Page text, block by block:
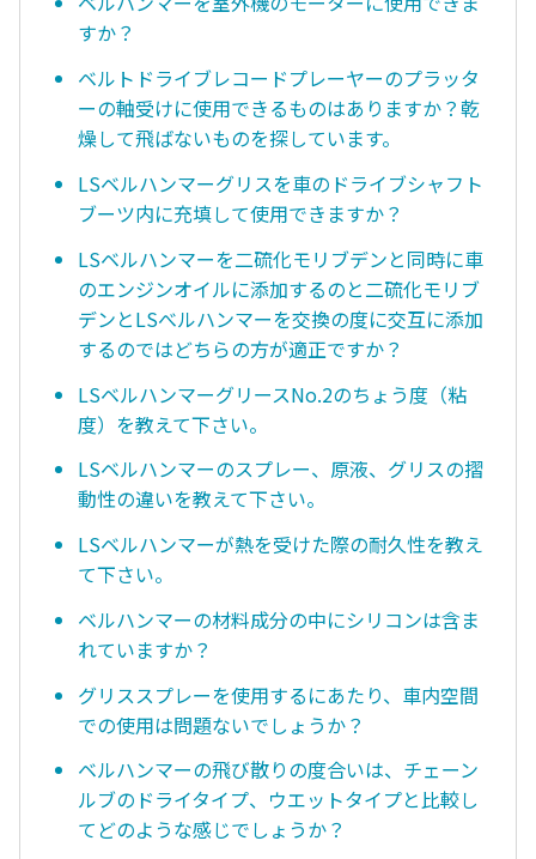
すか？
ベルトドライブレコードプレーヤーのプラッタ
ーの軸受けに使用できるものはありますか？乾
燥して飛ばないものを探しています。
LSベルハンマーグリスを車のドライブシャフト
ブーツ内に充填して使用できますか？
LSベルハンマーを二硫化モリブデンと同時に車
のエンジンオイルに添加するのと二硫化モリブ
デンとLSべルハンマーを交換の度に交互に添加
するのではどちらの方が適正ですか？
LSベルハンマーグリースNo.2のちょう度（粘
度）を教えて下さい。
LSベルハンマーのスプレー、原液、グリスの摺
動性の違いを教えて下さい。
LSベルハンマーが熱を受けた際の耐久性を教え
て下さい。
ベルハンマーの材料成分の中にシリコンは含ま
れていますか？
グリススプレーを使用するにあたり、車内空間
での使用は問題ないでしょうか？
ベルハンマーの飛び散りの度合いは、チェーン
ルブのドライタイプ、ウエットタイプと比較し
てどのような感じでしょうか？